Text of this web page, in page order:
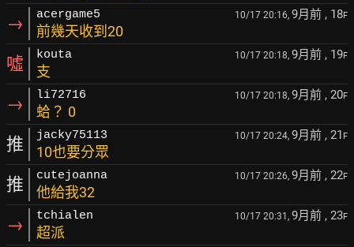
→ acergame5 10/17 20:16, 9月前 , 18F
前幾天收到20
噓 kouta 10/17 20:18, 9月前 , 19F
支
→ li72716 10/17 20:18, 9月前 , 20F
蛤？ 0
推 jacky75113 10/17 20:24, 9月前 , 21 F
10也要分眾
推 cutejoanna 10/17 20:26, 9月前 , 22F
他給我32
→ tchialen 10/17 20:31, 9月前 , 23F
超派